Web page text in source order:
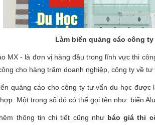
Làm biển quảng cáo công
MX - là đơn vị hàng đầu trong lĩnh vực thi
cho hàng trăm doanh nghiệp, công ty về tư
quảng cáo cho công ty tư vấn du học
Một trong số đó có thể gọi tên như: biển
thông tin chi tiết cũng như báo giá thi